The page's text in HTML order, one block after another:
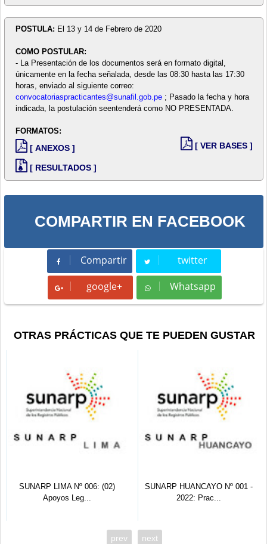
POSTULA: El 13 y 14 de Febrero de 2020
COMO POSTULAR:
- La Presentación de los documentos será en formato digital,
únicamente en la fecha señalada, desde las 08:30 hasta las 17:30
horas, enviado al siguiente correo:
convocatoriaspracticantes@sunafil.gob.pe; Pasado la fecha y hora
indicada, la postulación seentenderá como NO PRESENTADA.
FORMATOS:
[ ANEXOS ]
[ RESULTADOS ]
[ VER BASES ]
COMPARTIR EN FACEBOOK
Compartir
Compartir twitter
Tweet
google+ Whatsapp
Whatsapp
OTRAS PRÁCTICAS QUE TE PUEDEN GUSTAR
SUNARP LIMA Nº 006: (02)
Apoyos Leg...
SUNARP HUANCAYO Nº 001 -
2022: Prac...
prev next